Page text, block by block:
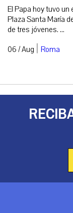
El Papa hoy tuvo
Plaza Santa María
de tres jóvenes. ...
06 / Aug | Roma